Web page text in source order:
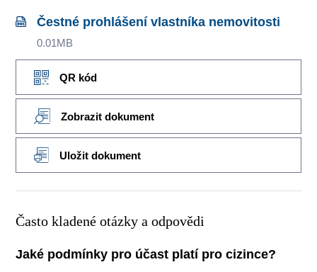
Čestné prohlášení vlastníka nemovitosti
0.01MB
QR kód
Zobrazit dokument
Uložit dokument
Často kladené otázky a odpovědi
Jaké podmínky pro účast platí pro cizince?